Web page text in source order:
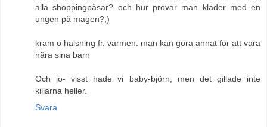
alla shoppingpåsar? och hur provar man kläder med en
ungen på magen?;)
kram o hälsning fr. värmen. man kan göra annat för att vara
nära sina barn
Och jo- visst hade vi baby-björn, men det gillade inte
killarna heller.
Svara